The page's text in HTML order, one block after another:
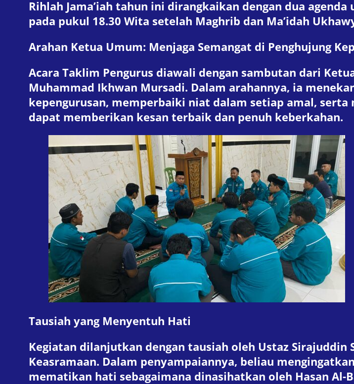
Rihlah Jama’iah tahun ini dirangkaikan dengan dua
pada pukul 18.30 Wita setelah Maghrib dan Ma’idah
Arahan Ketua Umum: Menjaga Semangat di Penghujung
Acara Taklim Pengurus diawali dengan sambutan dari
Muhammad Ikhwan Mursadi. Dalam arahannya, ia
kepengurusan, memperbaiki niat dalam setiap amal,
dapat memberikan kesan terbaik dan penuh keberkahan.
Tausiah yang Menyentuh Hati
Kegiatan dilanjutkan dengan tausiah oleh Ustaz
Keasramaan. Dalam penyampaiannya, beliau
mematikan hati sebagaimana dinasihatkan oleh Hasan Al-